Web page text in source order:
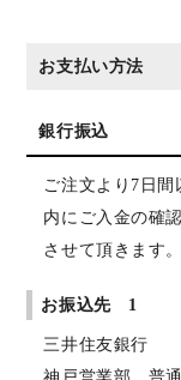
お支払い方法
銀行振込
ご注文より7日
内にご入金の確
させて頂きます。
お振込先 1
三井住友銀行